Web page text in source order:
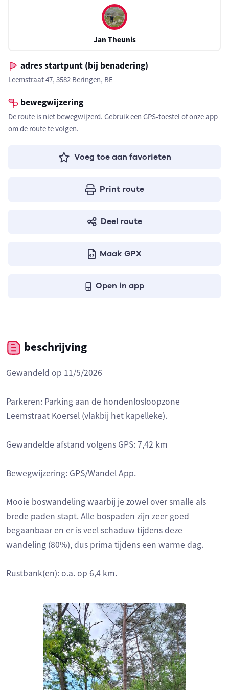
Jan Theunis
adres startpunt (bij benadering)
Leemstraat 47, 3582 Beringen, BE
bewegwijzering
De route is niet bewegwijzerd. Gebruik een GPS-toestel of onze app
om de route te volgen.
Voeg toe aan favorieten
Print route
Deel route
Maak GPX
Open in app
beschrijving
Gewandeld op 11/5/2026
Parkeren: Parking aan de hondenlosloopzone
Leemstraat Koersel (vlakbij het kapelleke).
Gewandelde afstand volgens GPS: 7,42 km
Bewegwijzering: GPS/Wandel App.
Mooie boswandeling waarbij je zowel over smalle als
brede paden stapt. Alle bospaden zijn zeer goed
begaanbaar en er is veel schaduw tijdens deze
wandeling (80%), dus prima tijdens een warme dag.
Rustbank(en): o.a. op 6,4 km.